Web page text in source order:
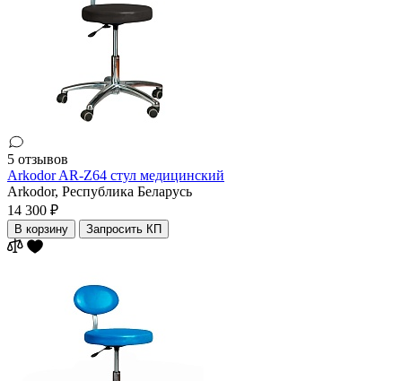
5 отзывов
Arkodor AR-Z64 стул медицинский
Arkodor, Республика Беларусь
14 300 ₽
В корзину Запросить КП